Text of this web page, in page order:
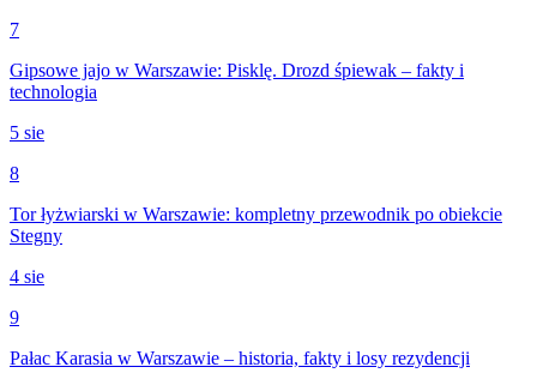
7
Gipsowe jajo w Warszawie: Pisklę. Drozd śpiewak – fakty i
technologia
5 sie
8
Tor łyżwiarski w Warszawie: kompletny przewodnik po obiekcie
Stegny
4 sie
9
Pałac Karasia w Warszawie – historia, fakty i losy rezydencji